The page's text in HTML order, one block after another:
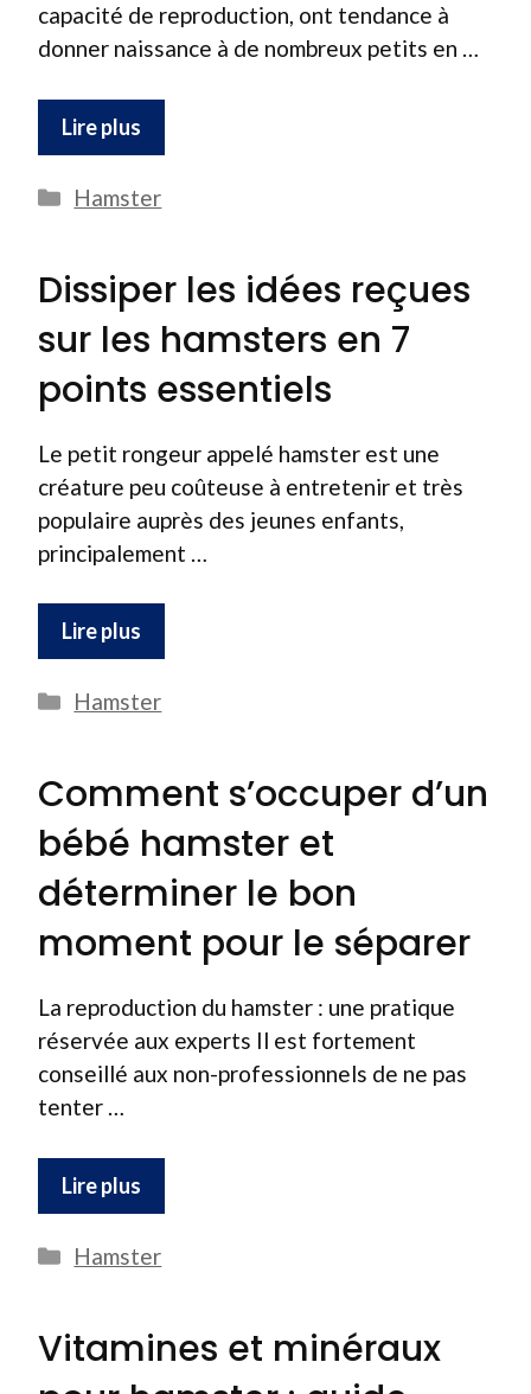
capacité de reproduction, ont tendance à
donner naissance à de nombreux petits en …
Lire plus
Catégories
Hamster
Dissiper les idées reçues
sur les hamsters en 7
points essentiels
Le petit rongeur appelé hamster est une
créature peu coûteuse à entretenir et très
populaire auprès des jeunes enfants,
principalement …
Lire plus
Catégories
Hamster
Comment s’occuper d’un
bébé hamster et
déterminer le bon
moment pour le séparer
La reproduction du hamster : une pratique
réservée aux experts Il est fortement
conseillé aux non-professionnels de ne pas
tenter …
Lire plus
Catégories
Hamster
Vitamines et minéraux